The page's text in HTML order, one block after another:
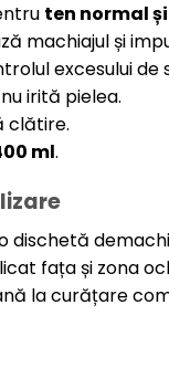
ten normal
machiajul și
excesului de
irită pielea.
clătire.
ml.
dischetă
fața și zona
la curățare